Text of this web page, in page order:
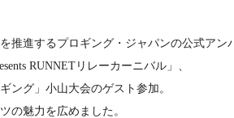
推進するプロギング・ジャパンの公式アン
RUNNETリレーカーニバル」、
ング」小山大会のゲスト参加。
の魅力を広めました。